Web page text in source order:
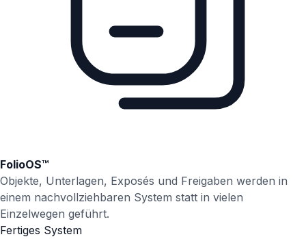
FolioOS™
Objekte, Unterlagen, Exposés und Freigaben werden in
einem nachvollziehbaren System statt in vielen
Einzelwegen geführt.
Fertiges System